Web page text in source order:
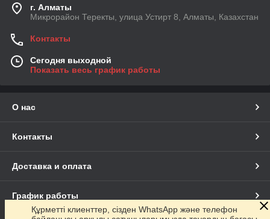
г. Алматы
Микрорайон Теректы, улица Устирт 8, Алматы, Казахстан
Контакты
Сегодня выходной
Показать весь график работы
О нас
Контакты
Доставка и оплата
График работы
Құрметті клиенттер, сізден WhatsApp және телефон